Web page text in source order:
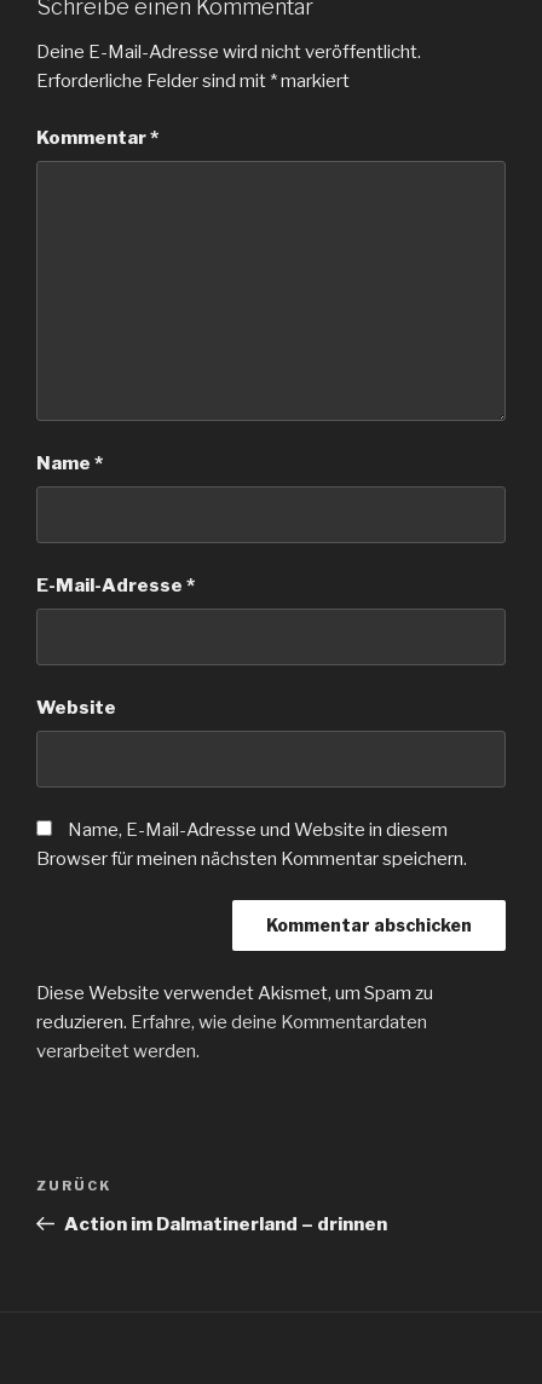
Schreibe einen Kommentar
Deine E-Mail-Adresse wird nicht veröffentlicht.
Erforderliche Felder sind mit *markiert
Kommentar*
Name *
E-Mail-Adresse *
Website
Name, E-Mail-Adresse und Website in diesem
Browser für meinen nächsten Kommentar speichern.
Diese Website verwendet Akismet, um Spam zu
reduzieren. Erfahre, wie deine Kommentardaten
verarbeitet werden.
Beitragsnavigation
Vorheriger
Beitrag
ZURÜCK
Action im Dalmatinerland – drinnen